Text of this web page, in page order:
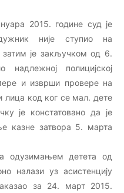
2015. године суд је
није ступио на
је закључком од 6.
полицијској
и изврши провере на
код ког се мал. дете
је констатовано да је
казне затвора 5. марта
одузимањем детета од
налази уз асистенцију
за 24. март 2015.